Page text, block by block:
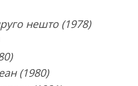
нешто (1978)
(1980)